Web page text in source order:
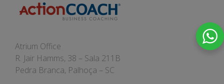
Atrium Office
R. Jair Hamms, 38 – Sala 211B
Pedra Branca, Palhoça – SC